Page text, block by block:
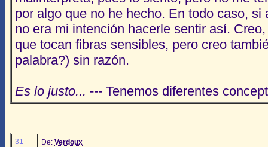
por algo que no he hecho. En todo caso,
no era mi intención hacerle sentir así.
que tocan fibras sensibles, pero creo
palabra?) sin razón.
Es lo justo... --- Tenemos diferentes
31 De: Verdoux